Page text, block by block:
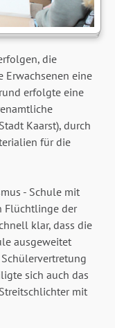
die
eine
erfolgte eine
Kaarst), durch
für die
- Schule mit
Flüchtlinge der
klar, dass die
ausgeweitet
sich auch das
mit